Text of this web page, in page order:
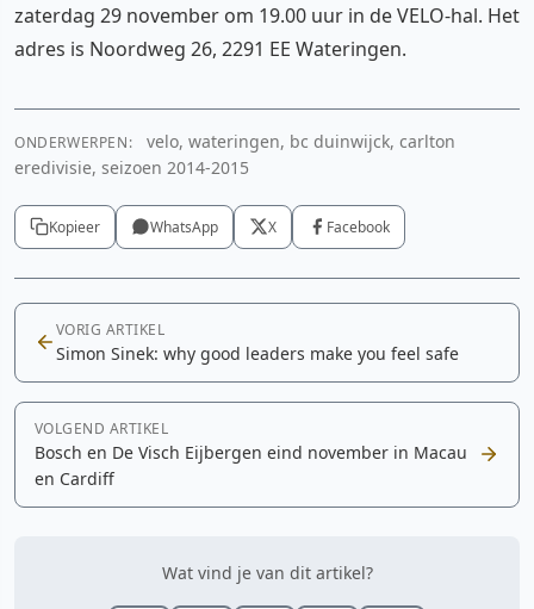
zaterdag 29 november om 19.00 uur in de VELO-hal. Het
adres is Noordweg 26, 2291 EE Wateringen.
ONDERWERPEN:
velo, wateringen, bc duinwijck, carlton
eredivisie, seizoen 2014-2015
Kopieer WhatsApp X Facebook
VORIG ARTIKEL
Simon Sinek: why good leaders make you feel safe
VOLGEND ARTIKEL
Bosch en De Visch Eijbergen eind november in Macau
en Cardiff
Wat vind je van dit artikel?